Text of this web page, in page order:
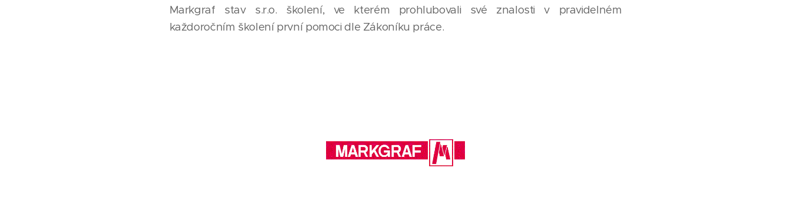
Markgraf stav s.r.o. školení, ve kterém prohlubovali své znalosti v pravidelném
každoročním školení první pomoci dle Zákoníku práce.